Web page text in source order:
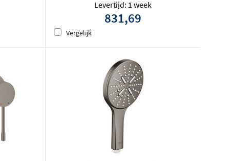
weg omstelling vierkant - Hard
graphite geborsteld
Levertijd: 1 week
831,69
Vergelijk